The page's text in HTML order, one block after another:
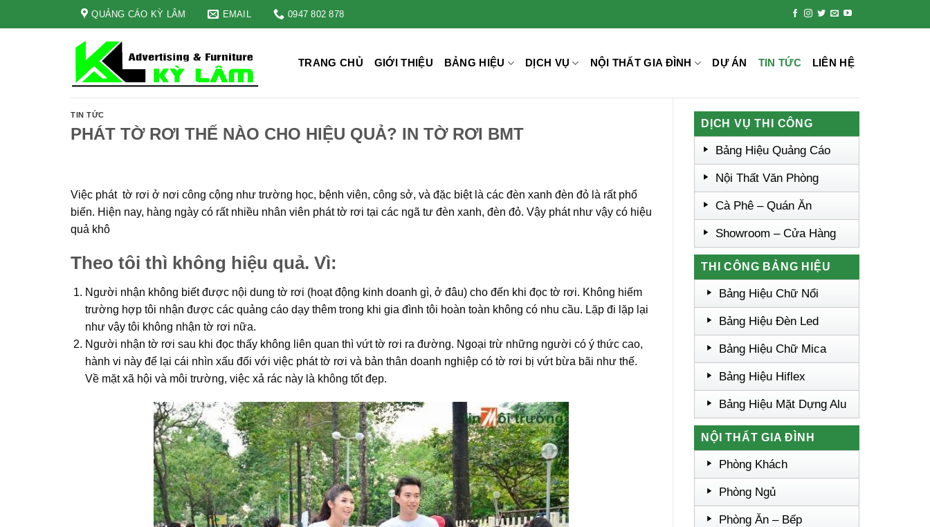
QUẢNG CÁO KỲ LÂM EMAIL 0947 802 878
TRANG CHỦ GIỚI THIỆU BẢNG HIỆU DỊCH VỤ NỘI THẤT GIA ĐÌNH DỰ ÁN TIN TỨC LIÊN HỆ
TIN TỨC
PHÁT TỜ RƠI THẾ NÀO CHO HIỆU QUẢ? IN TỜ RƠI BMT
Việc phát tờ rơi ở nơi công cộng như trường học, bệnh viên, công sở, và đặc biệt là các đèn xanh đèn đỏ là rất phổ
biến. Hiện nay, hàng ngày có rất nhiều nhân viên phát tờ rơi tại các ngã tư đèn xanh, đèn đỏ. Vậy phát như vậy có hiệu
quả khô
Theo tôi thì không hiệu quả. Vì:
Người nhận không biết được nội dung tờ rơi (hoạt động kinh doanh gì, ở đâu) cho đến khi đọc tờ rơi. Không hiếm
trường hợp tôi nhận được các quảng cáo dạy thêm trong khi gia đình tôi hoàn toàn không có nhu cầu. Lặp đi lặp lại
như vậy tôi không nhận tờ rơi nữa.
Người nhận tờ rơi sau khi đọc thấy không liên quan thì vứt tờ rơi ra đường. Ngoại trừ những người có ý thức cao,
hành vi này để lại cái nhìn xấu đối với việc phát tờ rơi và bản thân doanh nghiệp có tờ rơi bị vứt bừa bãi như thế.
Về mặt xã hội và môi trường, việc xả rác này là không tốt đẹp.
DỊCH VỤ THI CÔNG
Bảng Hiệu Quảng Cáo
Nội Thất Văn Phòng
Cà Phê – Quán Ăn
Showroom – Cửa Hàng
THI CÔNG BẢNG HIỆU
Bảng Hiệu Chữ Nổi
Bảng Hiệu Đèn Led
Bảng Hiệu Chữ Mica
Bảng Hiệu Hiflex
Bảng Hiệu Mặt Dựng Alu
NỘI THẤT GIA ĐÌNH
Phòng Khách
Phòng Ngủ
Phòng Ăn – Bếp